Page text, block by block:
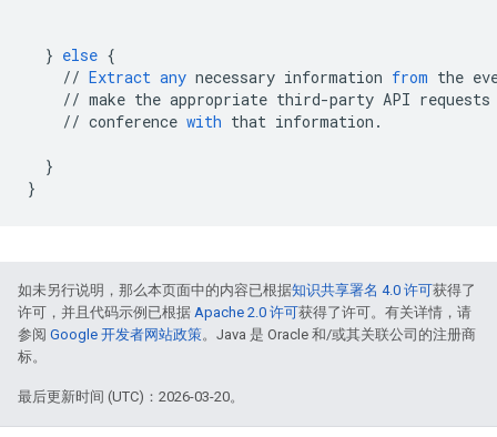
} else {
// Extract any necessary information from the
// make the appropriate third-party API requests
// conference with that information .
}
}
如未另行说明，那么本页面中的内容已根据知识共享署名 4.0 许可获得了
许可，并且代码示例已根据 Apache 2.0 许可获得了许可。有关详情，请
参阅 Google 开发者网站政策。Java 是 Oracle 和/或其关联公司的注册商
标。
最后更新时间 (UTC)：2026-03-20。